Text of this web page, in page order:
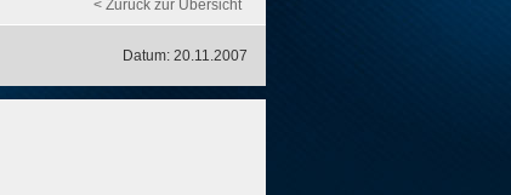
< Zurück zur Übersicht
Datum: 20.11.2007